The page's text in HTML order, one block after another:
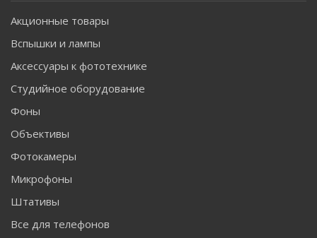
Акционные товары
Вспышки и лампы
Аксессуары к фототехнике
Студийное оборудование
Фоны
Объективы
Фотокамеры
Микрофоны
Штативы
Все для телефонов